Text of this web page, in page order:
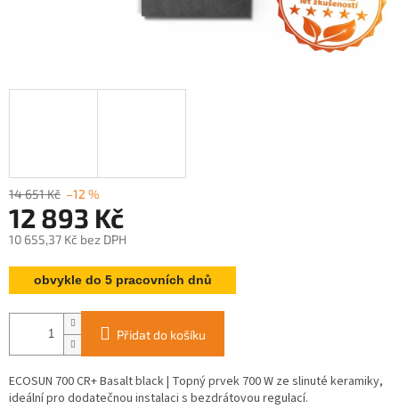
14 651 Kč –12 %
12 893 Kč
10 655,37 Kč bez DPH
Měrná
cena:obvykle do 5 pracovních dnů
Přidat do košíku
ECOSUN 700 CR+ Basalt black | Topný prvek 700 W ze slinuté keramiky,
ideální pro dodatečnou instalaci s bezdrátovou regulací.